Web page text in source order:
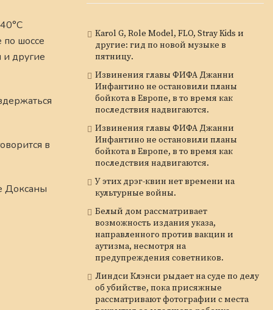
шоссе
другие
в
Доксаны
Karol G, Role Model, FLO, Stray Kids и
другие: гид по новой музыке в
пятницу.
Извинения главы ФИФА Джанни
Инфантино не остановили планы
бойкота в Европе, в то время как
последствия надвигаются.
Извинения главы ФИФА Джанни
Инфантино не остановили планы
бойкота в Европе, в то время как
последствия надвигаются.
У этих дрэг-квин нет времени на
культурные войны.
Белый дом рассматривает
возможность издания указа,
направленного против вакцин и
аутизма, несмотря на
предупреждения советников.
Линдси Клэнси рыдает на суде по делу
об убийстве, пока присяжные
рассматривают фотографии с места